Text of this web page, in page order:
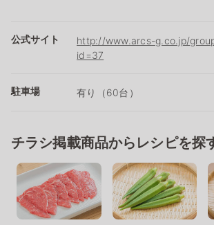
公式サイト
http://www.arcs-g.co.jp/
id=37
駐車場 有り（60台）
チラシ掲載商品からレシピを探